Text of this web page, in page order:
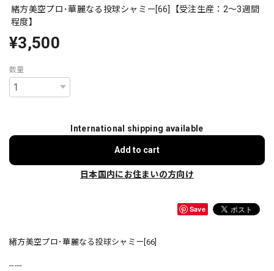
緒方美空プロ･華麗なる投球シャミー[66]【受注生産：2〜3週間
程度】
¥3,500
数量
International shipping available
Add to cart
日本国内にお住まいの方向け
Save
緒方美空プロ･華麗なる投球シャミー[66]
-----